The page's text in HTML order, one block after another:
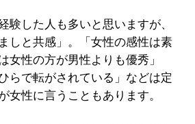
した人も多いと思いますが、
しと共感」。「女性の感性は素
女性の方が男性よりも優秀」
らで転がされている」などは定
女性に言うこともあります。